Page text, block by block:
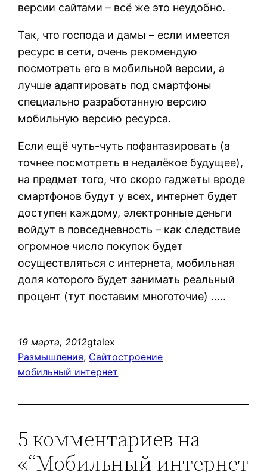
версии сайтами – всё же это неудобно.
Так, что господа и дамы – если имеется
ресурс в сети, очень рекомендую
посмотреть его в мобильной версии, а
лучше адаптировать под смартфоны
специально разработанную версию
мобильную версию ресурса.
Если ещё чуть-чуть пофантазировать (а
точнее посмотреть в недалёкое будущее),
на предмет того, что скоро гаджеты вроде
смартфонов будут у всех, интернет будет
доступен каждому, электронные деньги
войдут в повседневность – как следствие
огромное число покупок будет
осуществляться с интернета, мобильная
доля которого будет занимать реальный
процент (тут поставим многоточие) …..
19 марта, 2012gtalex
Размышления, Сайтостроение
мобильный интернет
5 комментариев на
«“Мобильный интернет